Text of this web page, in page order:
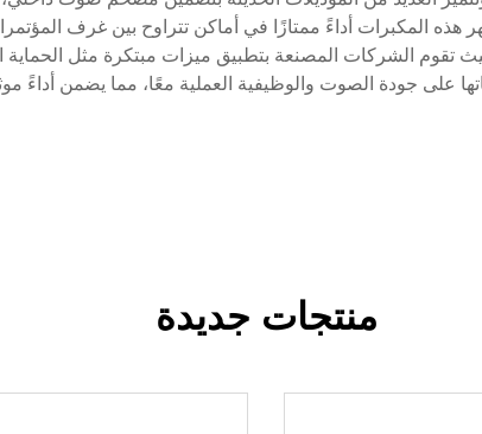
هذه المكبرات أداءً ممتازًا في أماكن تتراوح بين غرف
الشركات المصنعة بتطبيق ميزات مبتكرة مثل الحماية
على جودة الصوت والوظيفية العملية معًا، مما يضمن أداءً
منتجات جديدة